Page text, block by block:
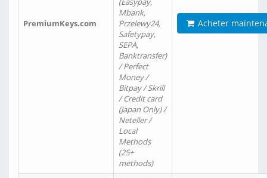
PremiumKeys.com
Mbank,
Przelewy24,
Safetypay,
SEPA,
Banktransfer)
/ Perfect
Money /
Bitpay / Skrill
/ Credit card
(Japan Only) /
Neteller /
Local
Methods
(25+
methods)
Acheter